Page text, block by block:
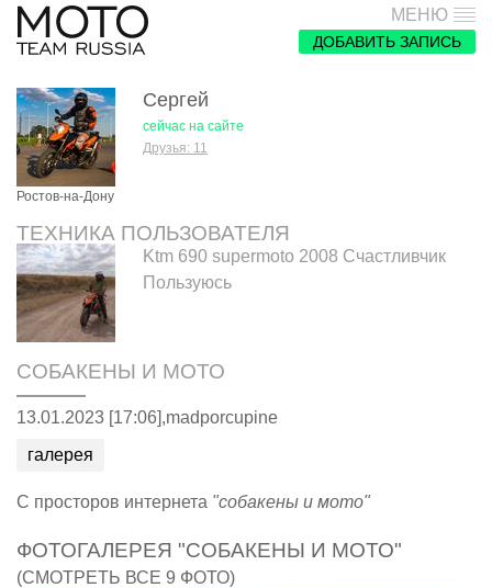
МЕНЮ
ДОБАВИТЬ ЗАПИСЬ
Ростов-на-Дону
Сергей
сейчас на сайте
Друзья: 11
ТЕХНИКА ПОЛЬЗОВАТЕЛЯ
Ktm 690 supermoto 2008 Счастливчик
Пользуюсь
СОБАКЕНЫ И МОТО
13.01.2023 [17:06],madporcupine
галерея
С просторов интернета "собакены и мото"
ФОТОГАЛЕРЕЯ "СОБАКЕНЫ И МОТО"
(СМОТРЕТЬ ВСЕ 9 ФОТО)